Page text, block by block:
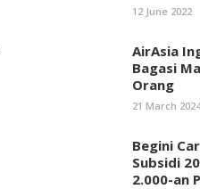
12 June 2022
AirAsia
Bagasi
Orang
21 March 2024
Begini
Subsidi
2.000-an